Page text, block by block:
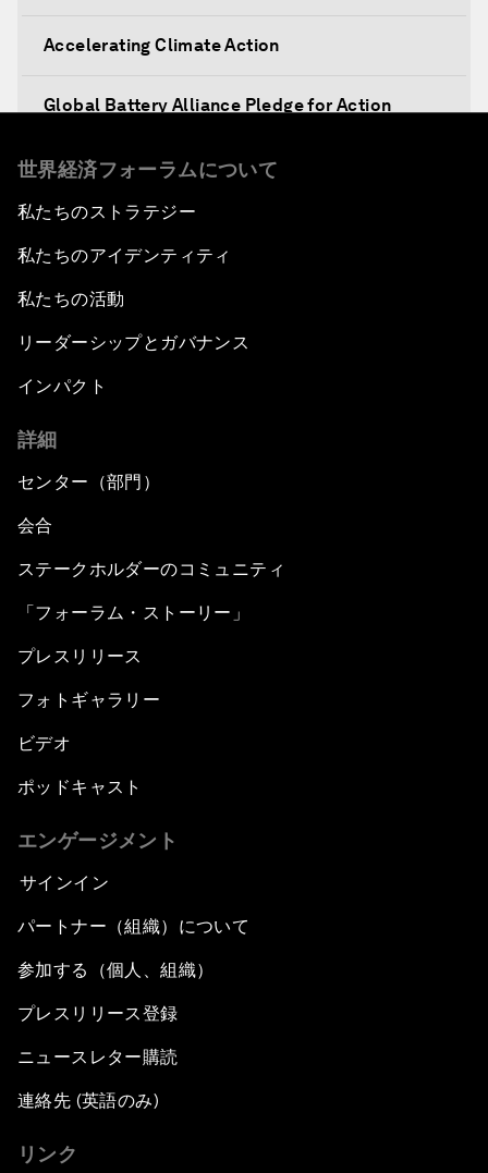
Accelerating Climate Action
Global Battery Alliance Pledge for Action
Mobilizing Action for Inclusive Societies
Closing Plenary
世界経済フォーラムについて
私たちのストラテジー
私たちのアイデンティティ
私たちの活動
リーダーシップとガバナンス
インパクト
詳細
センター（部門）
会合
ステークホルダーのコミュニティ
「フォーラム・ストーリー」
プレスリリース
フォトギャラリー
ビデオ
ポッドキャスト
エンゲージメント
サインイン
パートナー（組織）について
参加する（個人、組織）
プレスリリース登録
ニュースレター購読
連絡先 (英語のみ)
リンク